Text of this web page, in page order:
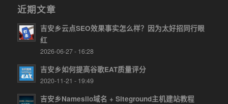
近期文章
吉安乡云点SEO效果事实怎么样？因为太好招同行眼
红
2026-06-27 - 16:28
吉安乡如何提高谷歌EAT质量评分
2020-11-21 - 19:49
吉安乡Namesilo域名 + Siteground主机建站教程